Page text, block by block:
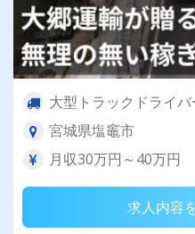
大型トラックドライバ
宮城県塩竈市
月収30万円～40万円
求人内容